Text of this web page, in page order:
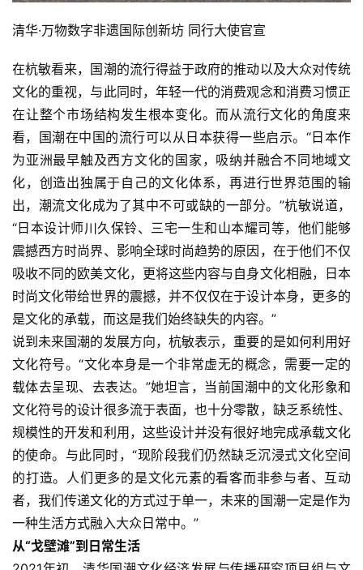
清华·万物数字非遗国际创新坊 同行大使官宣
在杭敏看来，国潮的流行得益于政府的推动以及大众对传统
文化的重视，与此同时，年轻一代的消费观念和消费习惯正
在让整个市场结构发生根本变化。而从流行文化的角度来
看，国潮在中国的流行可以从日本获得一些启示。“日本作
为亚洲最早触及西方文化的国家，吸纳并融合不同地域文
化，创造出独属于自己的文化体系，再进行世界范围的输
出，潮流文化成为了其中不可或缺的一部分。”杭敏说道，
“日本设计师川久保铃、三宅一生和山本耀司等，他们能够
震撼西方时尚界、影响全球时尚趋势的原因，在于他们不仅
吸收不同的欧美文化，更将这些内容与自身文化相融，日本
时尚文化带给世界的震撼，并不仅仅在于设计本身，更多的
是文化的承载，而这是我们始终缺失的内容。”
说到未来国潮的发展方向，杭敏表示，重要的是如何利用好
文化符号。“文化本身是一个非常虚无的概念，需要一定的
载体去呈现、去表达。”她坦言，当前国潮中的文化形象和
文化符号的设计很多流于表面，也十分零散，缺乏系统性、
规模性的开发和利用，这些设计并没有很好地完成承载文化
的使命。与此同时，“现阶段我们仍然缺乏沉浸式文化空间
的打造。人们更多的是文化元素的看客而非参与者、互动
者，我们传递文化的方式过于单一，未来的国潮一定是作为
一种生活方式融入大众日常中。”
从“戈壁滩”到日常生活